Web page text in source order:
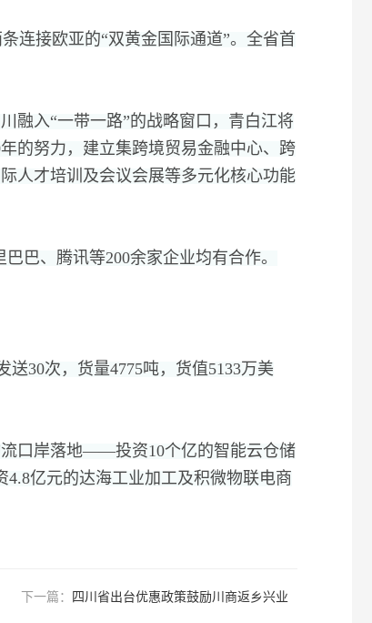
连接欧亚的“双黄金国际通道”。 全省首
融入“一带一路”的战略窗口， 青白江将
的努力， 建立集跨境贸易金融中心、 跨
际人才培训及会议会展等多元化核心功能
巴巴、 腾讯等200余家企业均有合作。
送30次， 货量4775吨， 货值5133万美
口岸落地——投资10个亿的智能云仓储
4.8亿元的达海工业加工及积微物联电商
下一篇： 四川省出台优惠政策鼓励川商返乡兴业